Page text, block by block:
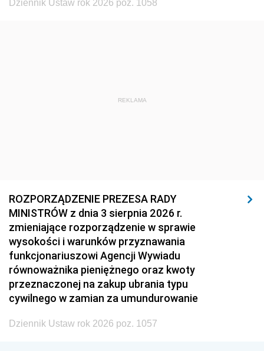
Dziennik Ustaw rok 2026 poz. 1058
REKLAMA
ROZPORZĄDZENIE PREZESA RADY
MINISTRÓW z dnia 3 sierpnia 2026 r.
zmieniające rozporządzenie w sprawie
wysokości i warunków przyznawania
funkcjonariuszowi Agencji Wywiadu
równoważnika pieniężnego oraz kwoty
przeznaczonej na zakup ubrania typu
cywilnego w zamian za umundurowanie
Dziennik Ustaw rok 2026 poz. 1057